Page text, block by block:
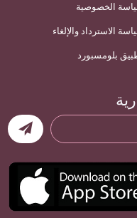
الخصوصية
الاسترداد والإلغاء
بلومسبورد